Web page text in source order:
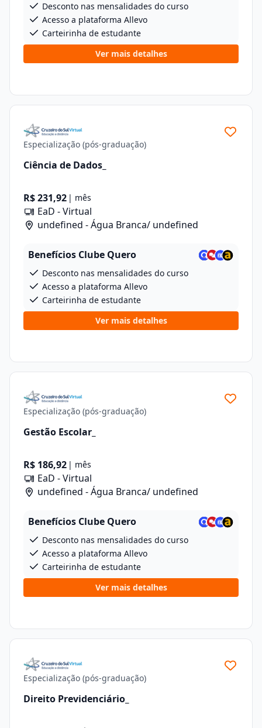
Desconto nas mensalidades do curso
Acesso a plataforma Allevo
Carteirinha de estudante
Ver mais detalhes
Especialização (pós-graduação)
Ciência de Dados_
R$ 231,92 | mês
EaD - Virtual
undefined - Água Branca/ undefined
Benefícios Clube Quero
Desconto nas mensalidades do curso
Acesso a plataforma Allevo
Carteirinha de estudante
Ver mais detalhes
Especialização (pós-graduação)
Gestão Escolar_
R$ 186,92 | mês
EaD - Virtual
undefined - Água Branca/ undefined
Benefícios Clube Quero
Desconto nas mensalidades do curso
Acesso a plataforma Allevo
Carteirinha de estudante
Ver mais detalhes
Especialização (pós-graduação)
Direito Previdenciário_